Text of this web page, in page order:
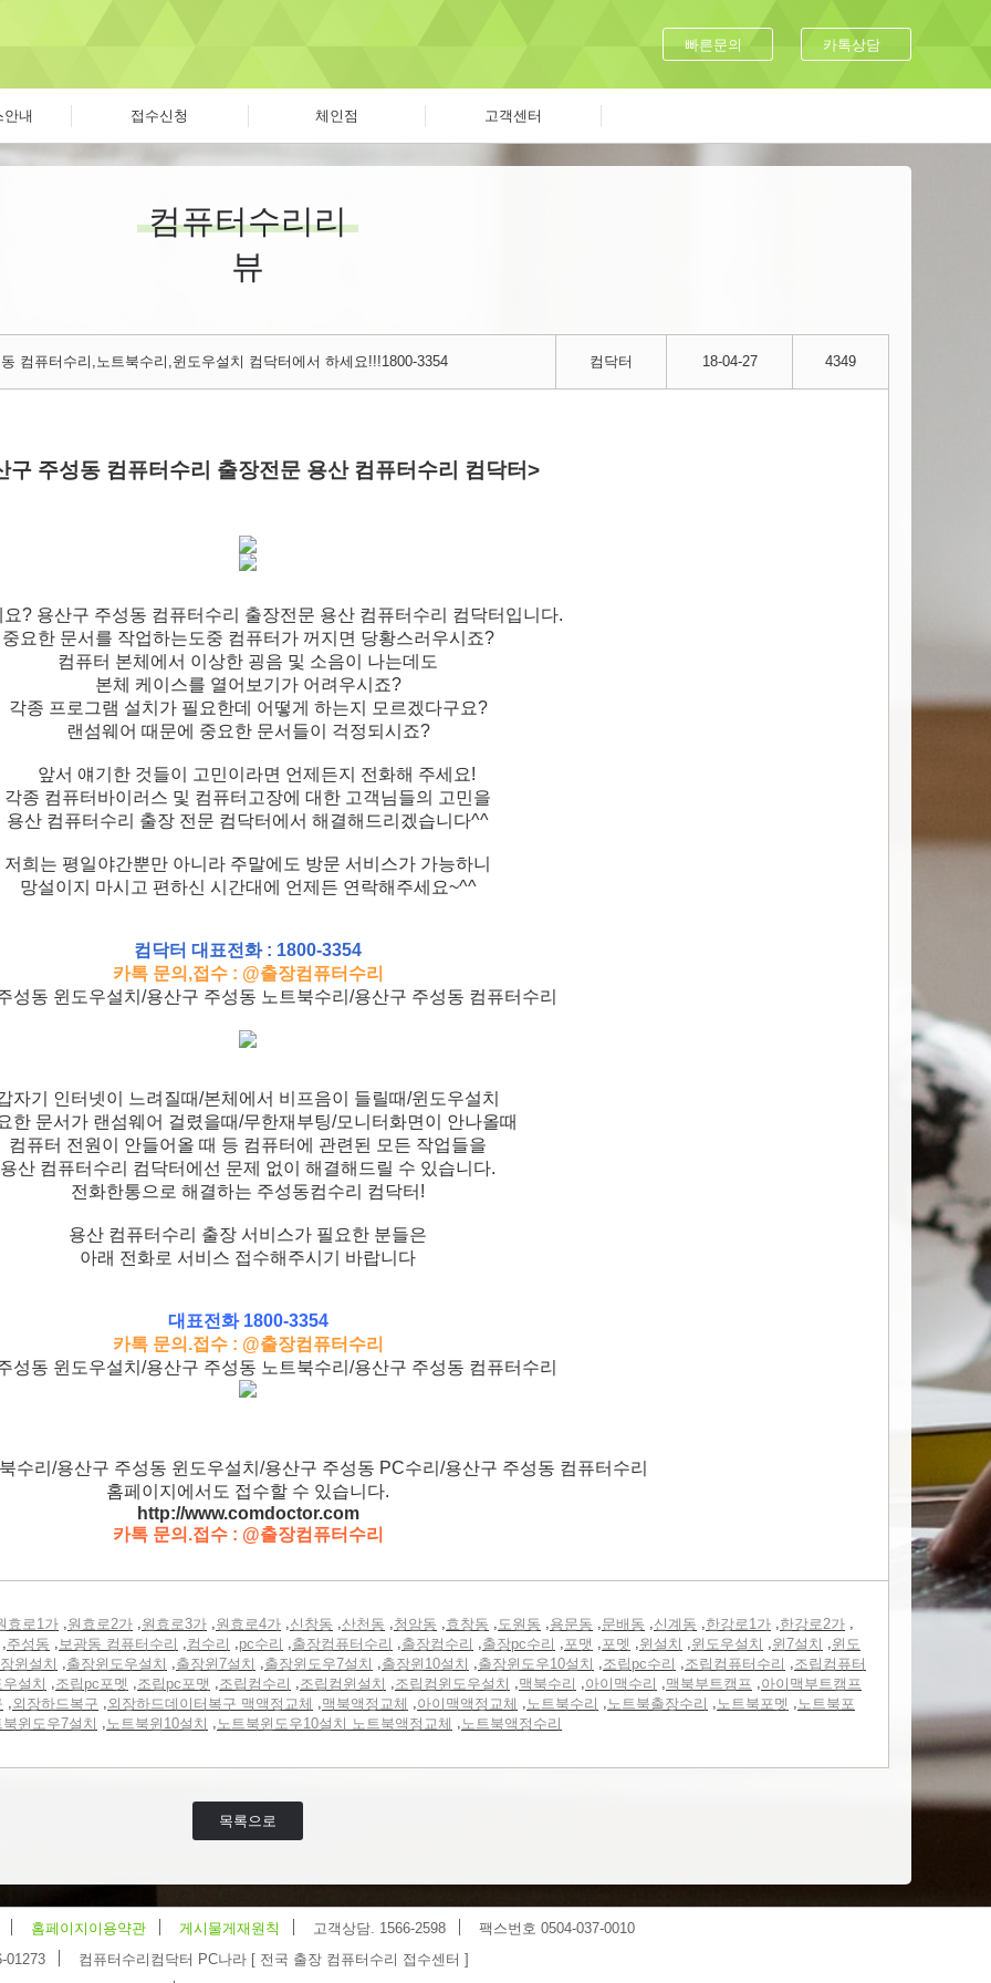
빠른문의 카톡상담
내 접수신청 체인점 고객센터
컴퓨터수리리
뷰
컴퓨터수리,노트북수리,윈도우설치 컴닥터에서 하세요!!!1800-3354 컴닥터 18-04-27 4349
구 주성동 컴퓨터수리 출장전문 용산 컴퓨터수리 컴닥터>
? 용산구 주성동 컴퓨터수리 출장전문 용산 컴퓨터수리 컴닥터입니다.
중요한 문서를 작업하는도중 컴퓨터가 꺼지면 당황스러우시죠?
컴퓨터 본체에서 이상한 굉음 및 소음이 나는데도
본체 케이스를 열어보기가 어려우시죠?
각종 프로그램 설치가 필요한데 어떻게 하는지 모르겠다구요?
랜섬웨어 때문에 중요한 문서들이 걱정되시죠?
앞서 얘기한 것들이 고민이라면 언제든지 전화해 주세요!
각종 컴퓨터바이러스 및 컴퓨터고장에 대한 고객님들의 고민을
용산 컴퓨터수리 출장 전문 컴닥터에서 해결해드리겠습니다^^
저희는 평일야간뿐만 아니라 주말에도 방문 서비스가 가능하니
망설이지 마시고 편하신 시간대에 언제든 연락해주세요~^^
컴닥터 대표전화 : 1800-3354
카톡 문의,접수 : @출장컴퓨터수리
성동 윈도우설치/용산구 주성동 노트북수리/용산구 주성동 컴퓨터수리
자기 인터넷이 느려질때/본체에서 비프음이 들릴때/윈도우설치
한 문서가 랜섬웨어 걸렸을때/무한재부팅/모니터화면이 안나올때
컴퓨터 전원이 안들어올 때 등 컴퓨터에 관련된 모든 작업들을
용산 컴퓨터수리 컴닥터에선 문제 없이 해결해드릴 수 있습니다.
전화한통으로 해결하는 주성동컴수리 컴닥터!
용산 컴퓨터수리 출장 서비스가 필요한 분들은
아래 전화로 서비스 접수해주시기 바랍니다
대표전화 1800-3354
카톡 문의.접수 : @출장컴퓨터수리
성동 윈도우설치/용산구 주성동 노트북수리/용산구 주성동 컴퓨터수리
수리/용산구 주성동 윈도우설치/용산구 주성동 PC수리/용산구 주성동 컴퓨터수리
홈페이지에서도 접수할 수 있습니다.
http://www.comdoctor.com
카톡 문의.접수 : @출장컴퓨터수리
효로1가 ,원효로2가 ,원효로3가 ,원효로4가 ,신창동 ,산천동 ,청암동 ,효창동 ,도원동 ,용문동 ,문배동 ,신계동 ,한강로1가 ,한강로2가 ,
주성동 ,보광동 컴퓨터수리 ,컴수리 ,pc수리 ,출장컴퓨터수리 ,출장컴수리 ,출장pc수리 ,포맷 ,포멧 ,윈설치 ,윈도우설치 ,윈7설치 ,윈도
윈설치 ,출장윈도우설치 ,출장윈7설치 ,출장윈도우7설치 ,출장윈10설치 ,출장윈도우10설치 ,조립pc수리 ,조립컴퓨터수리 ,조립컴퓨터
설치 ,조립pc포멧 ,조립pc포맷 ,조립컴수리 ,조립컴윈설치 ,조립컴윈도우설치 ,맥북수리 ,아이맥수리 ,맥북부트캠프 ,아이맥부트캠프
,외장하드복구 ,외장하드데이터복구 맥액정교체 ,맥북액정교체 ,아이맥액정교체 ,노트북수리 ,노트북출장수리 ,노트북포멧 ,노트북포
윈도우7설치 ,노트북윈10설치 ,노트북윈도우10설치 노트북액정교체 ,노트북액정수리
목록으로
홈페이지이용약관 게시물게재원칙 고객상담. 1566-2598
팩스번호 0504-037-0010
01273
컴퓨터수리컴닥터 PC나라 [ 전국 출장 컴퓨터수리 접수센터 ]